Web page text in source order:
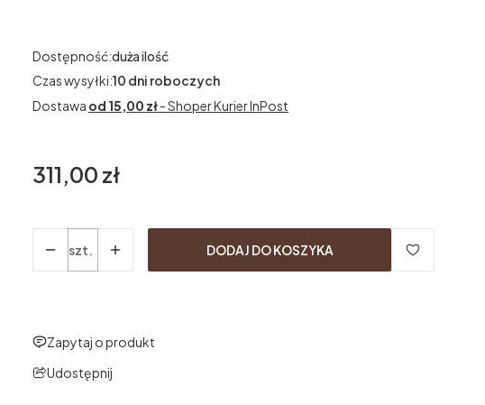
Dostępność:duża ilość
Czas wysyłki:10 dni roboczych
Dostawa od 15,00 zł- Shoper Kurier InPost
Cena
311,00 zł
szt.
DODAJ DO KOSZYKA
Zapytaj o produkt
Udostępnij